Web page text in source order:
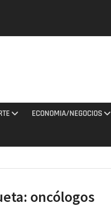
con
al
2026
noche
ECONOMIA/NEGOCIOS
oncólogos